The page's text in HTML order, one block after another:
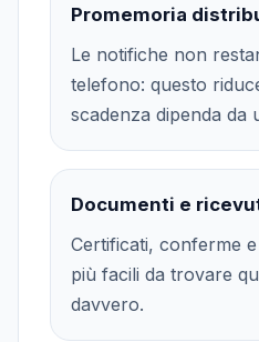
Promemoria
Le notifiche non
telefono: questo
scadenza dipenda da
Documenti e
Certificati, conferme
più facili da trovare
davvero.